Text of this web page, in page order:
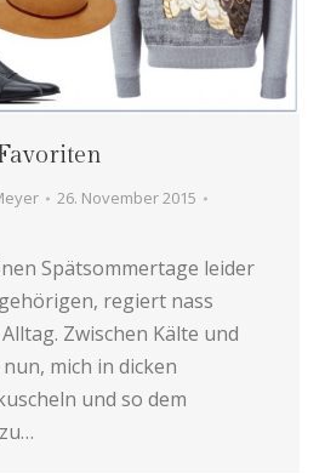
26. November 2015
Spätsommertage leider
regiert nass
Zwischen Kälte und
mich in dicken
und so dem